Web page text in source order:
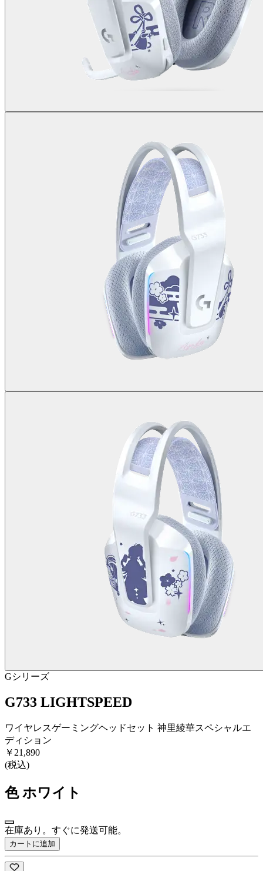
Gシリーズ
G733 LIGHTSPEED
ワイヤレスゲーミングヘッドセット 神里綾華スペシャルエ
ディション
￥21,890
(税込)
色 ホワイト
在庫あり。すぐに発送可能。
カートに追加